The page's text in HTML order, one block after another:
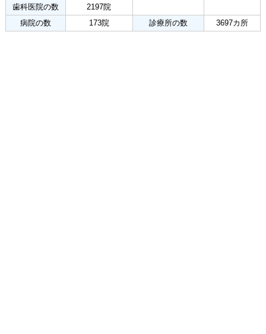
歯科医院の数
2197院
病院の数
173院 診療所の数 3697カ所